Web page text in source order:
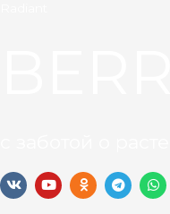
V
k
Y
o
u
O
d
n
T
e
l
W
h
a